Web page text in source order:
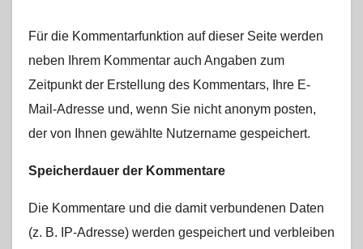
Für die Kommentarfunktion auf dieser Seite werden
neben Ihrem Kommentar auch Angaben zum
Zeitpunkt der Erstellung des Kommentars, Ihre E-
Mail-Adresse und, wenn Sie nicht anonym posten,
der von Ihnen gewählte Nutzername gespeichert.
Speicherdauer der Kommentare
Die Kommentare und die damit verbundenen Daten
(z. B. IP-Adresse) werden gespeichert und verbleiben